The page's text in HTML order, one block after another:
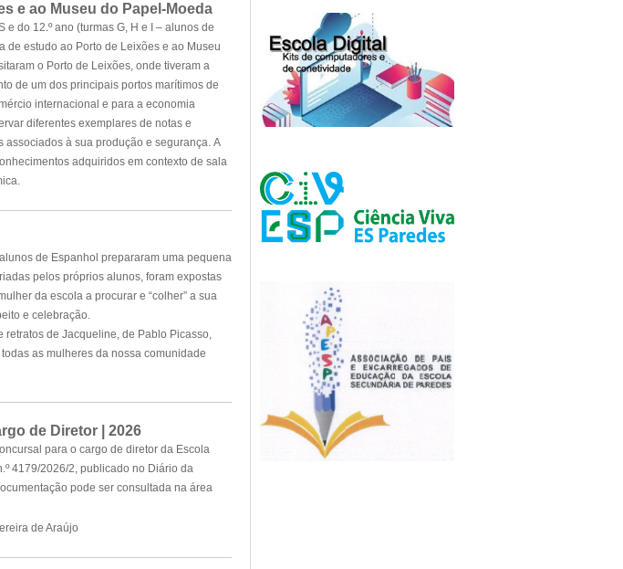
e ao Museu do Papel-Moeda
e do 12.º ano (turmas G, H e I – alunos de
estudo ao Porto de Leixões e ao Museu
o Porto de Leixões, onde tiveram a
de um dos principais portos marítimos de
internacional e para a economia
diferentes exemplares de notas e
à sua produção e segurança. A
adquiridos em contexto de sala
de Espanhol prepararam uma pequena
pelos próprios alunos, foram expostas
da escola a procurar e “colher” a sua
e celebração.
retratos de Jacqueline, de Pablo Picasso,
as mulheres da nossa comunidade
de Diretor | 2026
para o cargo de diretor da Escola
4179/2026/2, publicado no Diário da
pode ser consultada na área
de Araújo